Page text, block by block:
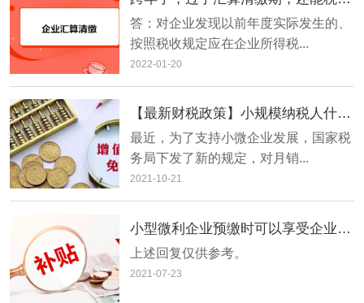
​答：对企业发现以前年度实际发生的、
按照税收规定应在企业所得税...
2022-01-20
【最新财税政策】小规模纳税人什么情况下要缴纳增值税？
​最近，为了支持小微企业发展，国家税
务局下发了新的规定，对月销...
2021-10-21
小型微利企业预缴时可以享受企业所得税优惠吗？
​上述回复仅供参考。
2021-07-23